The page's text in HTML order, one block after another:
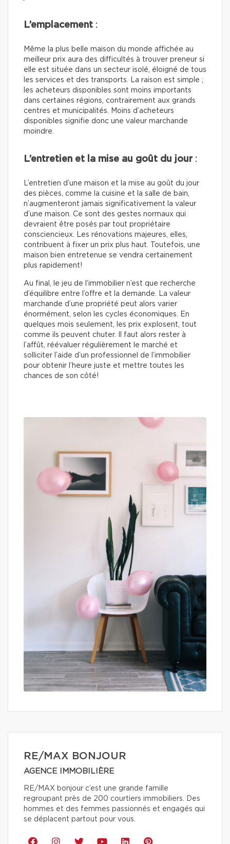
L’emplacement :
Même la plus belle maison du monde affichée au
meilleur prix aura des difficultés à trouver preneur si
elle est située dans un secteur isolé, éloigné de tous
les services et des transports. La raison est simple ;
les acheteurs disponibles sont moins importants
dans certaines régions, contrairement aux grands
centres et municipalités. Moins d’acheteurs
disponibles signifie donc une valeur marchande
moindre.
L’entretien et la mise au goût du jour :
L’entretien d’une maison et la mise au goût du jour
des pièces, comme la cuisine et la salle de bain,
n’augmenteront jamais significativement la valeur
d’une maison. Ce sont des gestes normaux qui
devraient être posés par tout propriétaire
consciencieux. Les rénovations majeures, elles,
contribuent à fixer un prix plus haut. Toutefois, une
maison bien entretenue se vendra certainement
plus rapidement!
Au final, le jeu de l’immobilier n’est que recherche
d’équilibre entre l’offre et la demande. La valeur
marchande d’une propriété peut alors varier
énormément, selon les cycles économiques. En
quelques mois seulement, les prix explosent, tout
comme ils peuvent chuter. Il faut alors rester à
l’affût, réévaluer régulièrement le marché et
solliciter l’aide d’un professionnel de l’immobilier
pour obtenir l’heure juste et mettre toutes les
chances de son côté!
RE/MAX BONJOUR
AGENCE IMMOBILIÈRE
RE/MAX bonjour c’est une grande famille
regroupant près de 200 courtiers immobiliers. Des
hommes et des femmes passionnés et engagés qui
se déplacent partout pour vous.